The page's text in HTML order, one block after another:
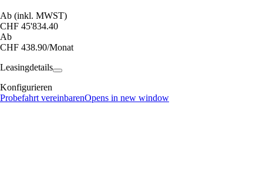
Ab (inkl. MWST)
CHF 45'834.40
Ab
CHF 438.90/Monat
Leasingdetails
Konfigurieren
Probefahrt vereinbarenOpens in new window